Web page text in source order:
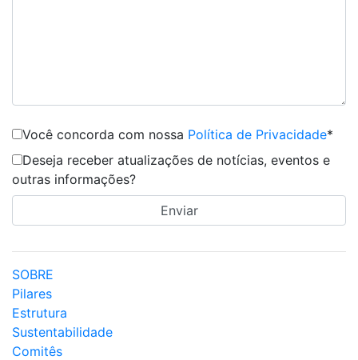
Você concorda com nossa Política de Privacidade*
Deseja receber atualizações de notícias, eventos e
outras informações?
SOBRE
Pilares
Estrutura
Sustentabilidade
Comitês